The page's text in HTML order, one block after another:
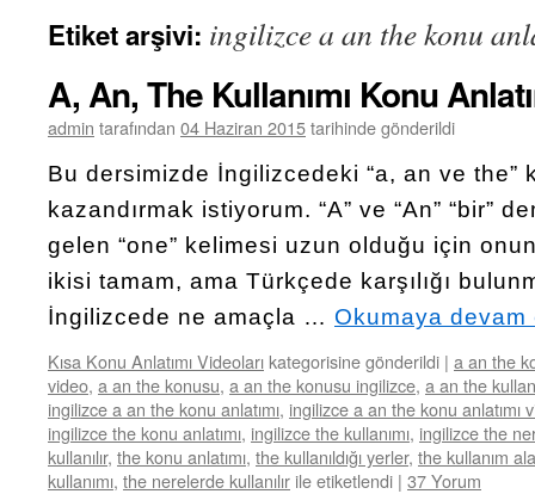
Etiket arşivi: ingilizce a an the konu
A, An, The Kullanımı Konu
admin tarafından 04 Haziran 2015tarihinde gönderildi
Bu dersimizde İngilizcedeki “a, an ve the”
kazandırmak istiyorum. “A” ve “An” “bir”
gelen “one” kelimesi uzun olduğu için
ikisi tamam, ama Türkçede karşılığı
İngilizcede ne amaçla … Okumaya
Kısa Konu Anlatımı Videoları kategorisine gönderildi | a an the
video, a an the konusu, a an the konusu ingilizce, a an the
ingilizce a an the konu anlatımı, ingilizce a an the konu anlatımı
ingilizce the konu anlatımı, ingilizce the kullanımı, ingilizce the
kullanılır, the konu anlatımı, the kullanıldığı yerler, the kullanım
kullanımı, the nerelerde kullanılır ile etiketlendi | 37 Yorum